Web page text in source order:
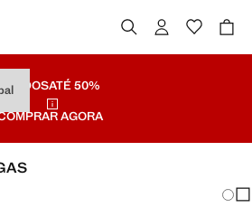
SALDOSATÉ 50%
AGORA